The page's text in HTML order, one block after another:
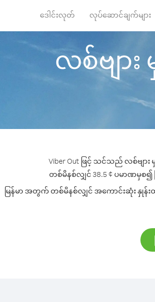
ဒေါင်းလုတ် လုပ်ဆောင်ချက်များ
လစ်ဗျား
Viber Out ဖြင့် သင်သည် လစ်ဗျာ
တစ်မိနစ်လျှင် 38.5 ¢ ပမာဏမှစ၍
မြန်မာ အတွက် တစ်မိနစ်လျှင် အကောင်းဆုံး နှုန်